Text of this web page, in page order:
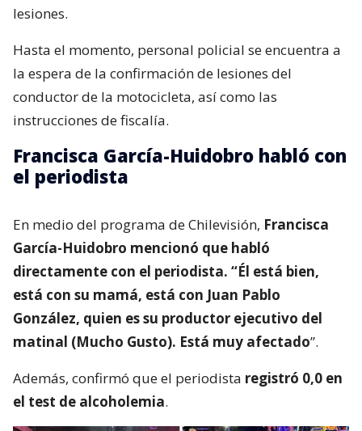
lesiones.
Hasta el momento, personal policial se encuentra a
la espera de la confirmación de lesiones del
conductor de la motocicleta, así como las
instrucciones de fiscalía.
Francisca García-Huidobro habló con
el periodista
En medio del programa de Chilevisión, Francisca
García-Huidobro mencionó que habló
directamente con el periodista. “Él está bien,
está con su mamá, está con Juan Pablo
González, quien es su productor ejecutivo del
matinal (Mucho Gusto). Está muy afectado”.
Además, confirmó que el periodista registró 0,0 en
el test de alcoholemia.